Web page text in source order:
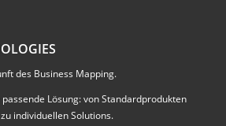
des Business Mapping.
Lösung: von Standardprodukten
individuellen Solutions.